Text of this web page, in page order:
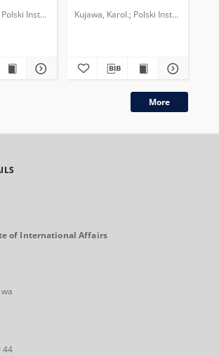
Polski Instytut Spraw Międzynarodowych.
Kujawa, Karol. Polski Instytut Spraw
More
of International Affairs
44